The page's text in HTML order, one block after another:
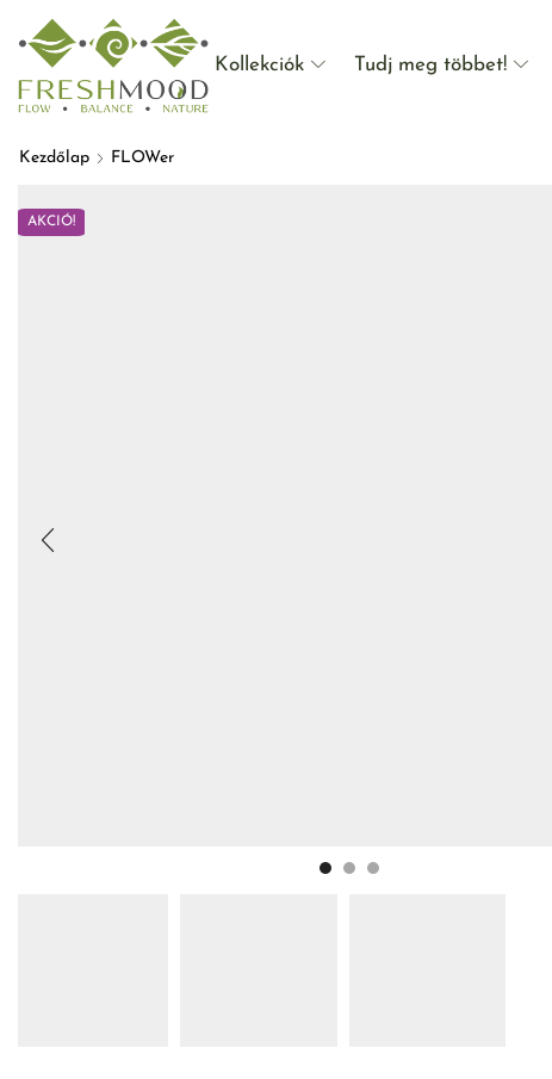
Kollekciók Tudj meg többet!
Kezdőlap FLOWer
AKCIÓ!